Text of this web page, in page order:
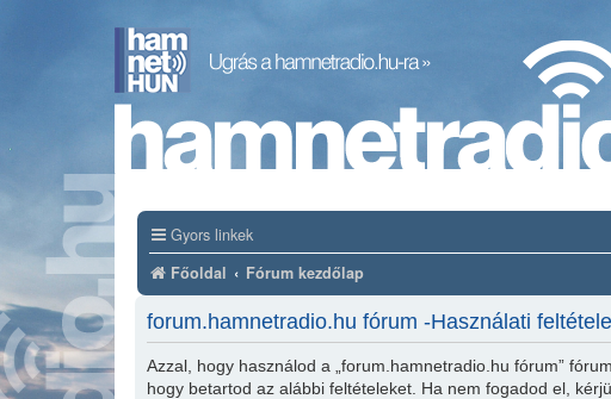
Gyors linkek
Főoldal Fórum kezdőlap
forum.hamnetradio.hu fórum -Használati
Azzal, hogy használod a „forum.hamnetradio.hu fórum”
hogy betartod az alábbi feltételeket. Ha nem fogadod el,